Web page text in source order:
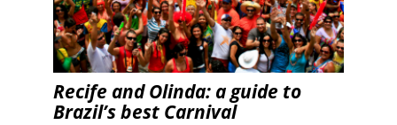
Recife and Olinda: a guide to
Brazil’s best Carnival